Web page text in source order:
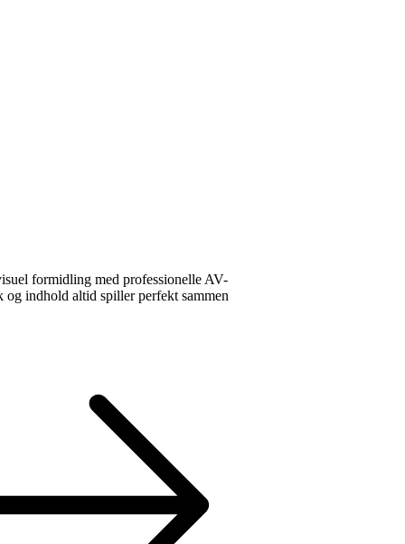
formidling med professionelle AV-
og indhold altid spiller perfekt sammen